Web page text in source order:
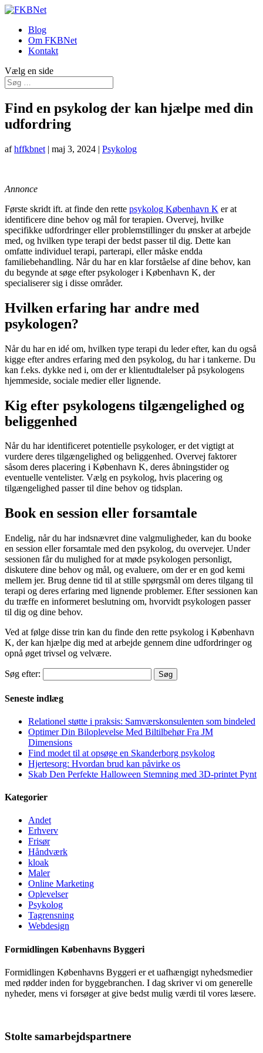
Blog
Om FKBNet
Kontakt
Vælg en side
Find en psykolog der kan hjælpe med din
udfordring
afhffkbnet | maj 3, 2024 | Psykolog
Annonce
Første skridt ift. at finde den rette psykolog København K er at
identificere dine behov og mål for terapien. Overvej, hvilke
specifikke udfordringer eller problemstillinger du ønsker at arbejde
med, og hvilken type terapi der bedst passer til dig. Dette kan
omfatte individuel terapi, parterapi, eller måske endda
familiebehandling. Når du har en klar forståelse af dine behov, kan
du begynde at søge efter psykologer i København K, der
specialiserer sig i disse områder.
Hvilken erfaring har andre med
psykologen?
Når du har en idé om, hvilken type terapi du leder efter, kan du også
kigge efter andres erfaring med den psykolog, du har i tankerne. Du
kan f.eks. dykke ned i, om der er klientudtalelser på psykologens
hjemmeside, sociale medier eller lignende.
Kig efter psykologens tilgængelighed og
beliggenhed
Når du har identificeret potentielle psykologer, er det vigtigt at
vurdere deres tilgængelighed og beliggenhed. Overvej faktorer
såsom deres placering i København K, deres åbningstider og
eventuelle ventelister. Vælg en psykolog, hvis placering og
tilgængelighed passer til dine behov og tidsplan.
Book en session eller forsamtale
Endelig, når du har indsnævret dine valgmuligheder, kan du booke
en session eller forsamtale med den psykolog, du overvejer. Under
sessionen får du mulighed for at møde psykologen personligt,
diskutere dine behov og mål, og evaluere, om der er en god kemi
mellem jer. Brug denne tid til at stille spørgsmål om deres tilgang til
terapi og deres erfaring med lignende problemer. Efter sessionen kan
du træffe en informeret beslutning om, hvorvidt psykologen passer
til dig og dine behov.
Ved at følge disse trin kan du finde den rette psykolog i København
K, der kan hjælpe dig med at arbejde gennem dine udfordringer og
opnå øget trivsel og velvære.
Søg efter:
Seneste indlæg
Relationel støtte i praksis: Samværskonsulenten som bindeled
Optimer Din Biloplevelse Med Biltilbehør Fra JM
Dimensions
Find modet til at opsøge en Skanderborg psykolog
Hjertesorg: Hvordan brud kan påvirke os
Skab Den Perfekte Halloween Stemning med 3D-printet Pynt
Kategorier
Andet
Erhverv
Frisør
Håndværk
kloak
Maler
Online Marketing
Oplevelser
Psykolog
Tagrensning
Webdesign
Formidlingen Københavns Byggeri
Formidlingen Københavns Byggeri er et uafhængigt nyhedsmedier
med rødder inden for byggebranchen. I dag skriver vi om generelle
nyheder, mens vi forsøger at give bedst mulig værdi til vores læsere.
Stolte samarbejdspartnere